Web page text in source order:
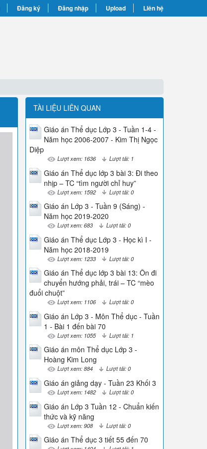
Đăng ký Đăng nhập Upload Liên hệ
TÀI LIỆU LIÊN QUAN
Giáo án Thể dục Lớp 3 - Tuần 1-4 -
Năm học 2006-2007 - Kim Thị Ngọc
Diệp
Lượt xem: 1636 Lượt tải: 1
Giáo án Thể dục lớp 3 bài 3: Đi theo
nhịp – TC “tìm người chỉ huy”
Lượt xem: 1592 Lượt tải: 0
Giáo án Lớp 3 - Tuần 9 (Sáng) -
Năm học 2019-2020
Lượt xem: 683 Lượt tải: 0
Giáo án Thể dục Lớp 3 - Học kì I -
Năm học 2018-2019
Lượt xem: 1233 Lượt tải: 0
Giáo án Thể dục lớp 3 bài 13: Ôn đi
chuyển hướng phải, trái – TC “mèo
đuổi chuột”
Lượt xem: 1106 Lượt tải: 0
Giáo án Lớp 3 - Môn Thể dục - Tuần
1 - Bài 1 đến bài 70
Lượt xem: 1055 Lượt tải: 1
Giáo án môn Thể dục Lớp 3 -
Hoàng Kim Long
Lượt xem: 884 Lượt tải: 0
Giáo án giảng dạy - Tuần 23 Khối 3
Lượt xem: 1482 Lượt tải: 0
Giáo án Lớp 3 Tuần 12 - Chuẩn kiến
thức và kỹ năng
Lượt xem: 908 Lượt tải: 0
Giáo án Thể dục 3 tiết 55 đến 70